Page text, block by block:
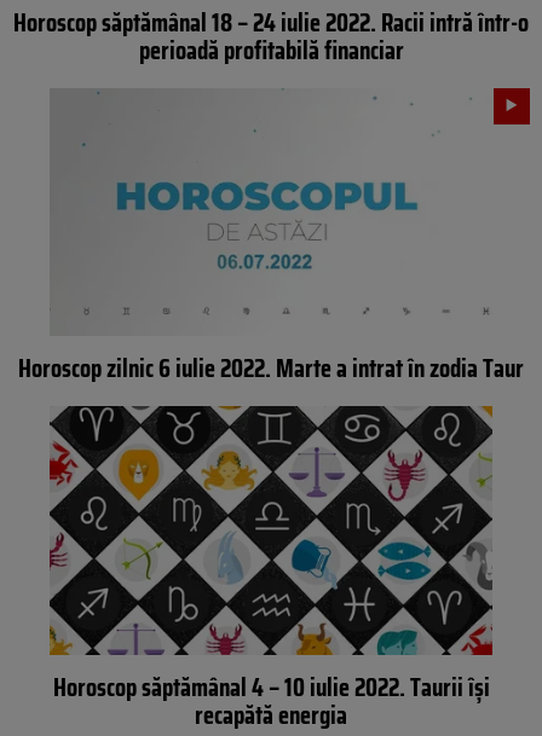
Horoscop săptămânal 18 – 24 iulie 2022. Racii intră într-o
perioadă profitabilă financiar
Horoscop zilnic 6 iulie 2022. Marte a intrat în zodia Taur
Horoscop săptămânal 4 – 10 iulie 2022. Taurii își
recapătă energia